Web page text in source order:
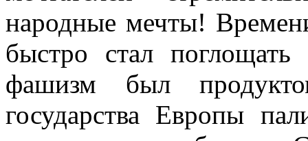
народные мечты!
быстро стал
фашизм был
государства Европы